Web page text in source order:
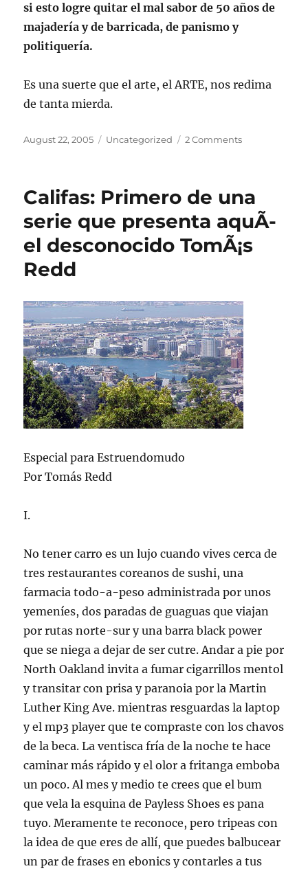
si esto logre quitar el mal sabor de 50 años de
majadería y de barricada, de panismo y
politiquería.
Es una suerte que el arte, el ARTE, nos redima
de tanta mierda.
Posted
August 22, 2005 Categories
Uncategorized 2 Commentson
Cultura
y
la
Playboy:
entraÃ±as
del
Rinoceronte
de
Ionesco
Califas: Primero de una
serie que presenta aquÃ­
el desconocido TomÃ¡s
Redd
Especial para Estruendomudo
Por Tomás Redd
I.
No tener carro es un lujo cuando vives cerca de
tres restaurantes coreanos de sushi, una
farmacia todo-a-peso administrada por unos
yemeníes, dos paradas de guaguas que viajan
por rutas norte-sur y una barra black power
que se niega a dejar de ser cutre. Andar a pie por
North Oakland invita a fumar cigarrillos mentol
y transitar con prisa y paranoia por la Martin
Luther King Ave. mientras resguardas la laptop
y el mp3 player que te compraste con los chavos
de la beca. La ventisca fría de la noche te hace
caminar más rápido y el olor a fritanga emboba
un poco. Al mes y medio te crees que el bum
que vela la esquina de Payless Shoes es pana
tuyo. Meramente te reconoce, pero tripeas con
la idea de que eres de allí, que puedes balbucear
un par de frases en ebonics y contarles a tus